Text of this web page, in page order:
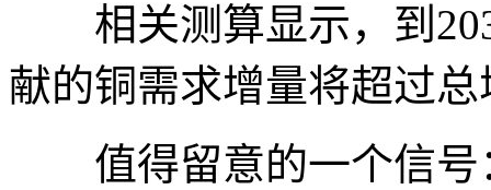
相关测算显示，到
献的铜需求增量将超过总
值得留意的一个信号